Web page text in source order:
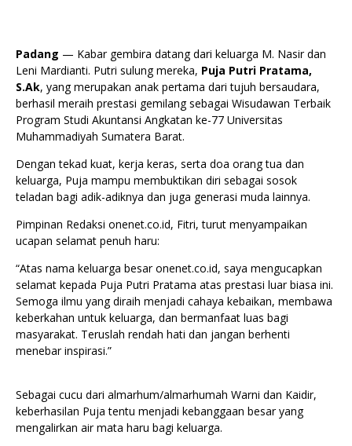
Padang — Kabar gembira datang dari keluarga M. Nasir dan
Leni Mardianti. Putri sulung mereka, Puja Putri Pratama,
S.Ak, yang merupakan anak pertama dari tujuh bersaudara,
berhasil meraih prestasi gemilang sebagai Wisudawan Terbaik
Program Studi Akuntansi Angkatan ke-77 Universitas
Muhammadiyah Sumatera Barat.
Dengan tekad kuat, kerja keras, serta doa orang tua dan
keluarga, Puja mampu membuktikan diri sebagai sosok
teladan bagi adik-adiknya dan juga generasi muda lainnya.
Pimpinan Redaksi onenet.co.id, Fitri, turut menyampaikan
ucapan selamat penuh haru:
“Atas nama keluarga besar onenet.co.id, saya mengucapkan
selamat kepada Puja Putri Pratama atas prestasi luar biasa ini.
Semoga ilmu yang diraih menjadi cahaya kebaikan, membawa
keberkahan untuk keluarga, dan bermanfaat luas bagi
masyarakat. Teruslah rendah hati dan jangan berhenti
menebar inspirasi.”
Sebagai cucu dari almarhum/almarhumah Warni dan Kaidir,
keberhasilan Puja tentu menjadi kebanggaan besar yang
mengalirkan air mata haru bagi keluarga.